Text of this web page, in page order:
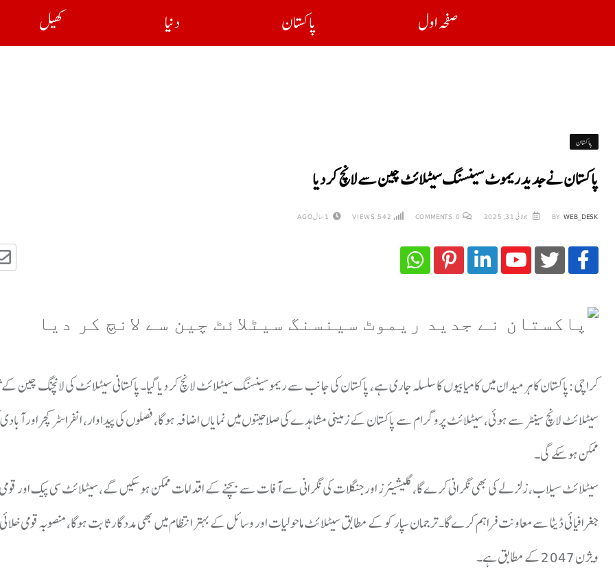
صفحہ اول پاکستان دنیا کھیل
پاکستان
پاکستان نے جدید ریموٹ سینسنگ سیٹلائٹ چین سے لانچ کر دیا
BY WEB_DESK جولائی 31, 2025 0
542 1 سال AGO
کراچی:پاکستان کا ہر میدان میں کامیابیوں کا سلسلہ جاری ہے، پاکستان کی جانب سے ریمو سینسنگ سیٹلائٹ لانچ کر دیا گیا۔پاکستانی سیٹلائٹ کی لانچنگ چین
سیٹلائٹ لانچ سینٹر سے ہوئی، سیٹلائٹ پروگرام سے پاکستان کے زمینی مشاہدے کی صلاحیتوں میں نمایاں اضافہ ہو گا، فصلوں کی پیداوار، انفراسٹرکچر اور آبادی
ممکن ہوسکے گی۔
سیٹلائٹ سیلاب، زلزلے کی بھی نگرانی کرے گا، گلیشیئرز اور جنگلات کی نگرانی سے آفات سے بچنے کے اقدامات ممکن ہوسکیں گے، سیٹلائٹ سی پیک اور
جغرافیائی ڈیٹا سے معاونت فراہم کرے گا۔ترجمان سپارکو کے مطابق سیٹلائٹ ماحولیات اور وسائل کے بہتر انتظام میں بھی مدد گار ثابت ہوگا، منصوبہ قومی خلائی
ویژن 2047 کے مطابق ہے۔